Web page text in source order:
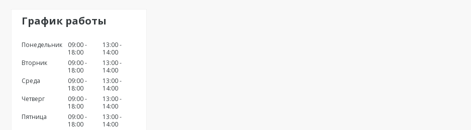
График работы
Понедельник
09:00
18:00
13:00
14:00
Вторник
09:00
18:00
13:00
14:00
Среда
09:00
18:00
13:00
14:00
Четверг
09:00
18:00
13:00
14:00
Пятница
09:00
18:00
13:00
14:00